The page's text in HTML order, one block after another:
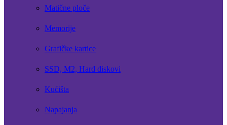
Matične ploče
Memorije
Grafičke kartice
SSD, M2, Hard diskovi
Kućišta
Napajanja